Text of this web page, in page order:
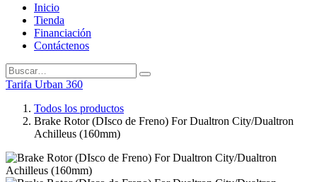
Inicio
Tienda
Financiación
Contáctenos
Tarifa Urban 360
Todos los productos
Brake Rotor (DIsco de Freno) For Dualtron City/Dualtron
Achilleus (160mm)